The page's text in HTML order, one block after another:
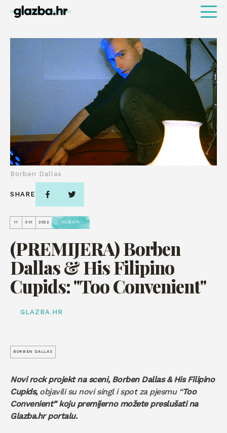
11 SVI 2022 VIJESTI
(PREMIJERA) Borben
Dallas & His Filipino
Cupids: "Too Convenient"
GLAZBA.HR
Borben Dallas
SHARE
BORBEN DALLAS
Novi rock projekt na sceni, Borben Dallas & His Filipino
Cupids,objavili su novi singl i spot za pjesmu “Too
Convenient” koju premijerno možete preslušati na
Glazba.hr portalu.